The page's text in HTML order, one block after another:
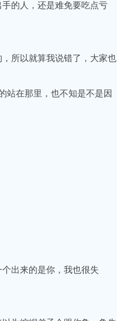
的人，还是难免要吃点亏
所以就算我说错了，大家也
在那里，也不知是不是因
出来的是你，我也很失